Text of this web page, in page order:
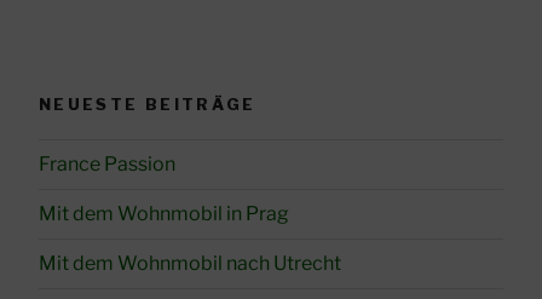
NEUESTE BEITRÄGE
France Passion
Mit dem Wohnmobil in Prag
Mit dem Wohnmobil nach Utrecht